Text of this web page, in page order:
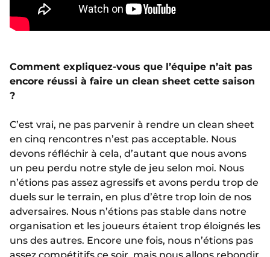
Comment expliquez-vous que l’équipe n’ait pas
encore réussi à faire un clean sheet cette saison
?
C’est vrai, ne pas parvenir à rendre un clean sheet
en cinq rencontres n’est pas acceptable. Nous
devons réfléchir à cela, d’autant que nous avons
un peu perdu notre style de jeu selon moi. Nous
n’étions pas assez agressifs et avons perdu trop de
duels sur le terrain, en plus d’être trop loin de nos
adversaires. Nous n’étions pas stable dans notre
organisation et les joueurs étaient trop éloignés les
uns des autres. Encore une fois, nous n’étions pas